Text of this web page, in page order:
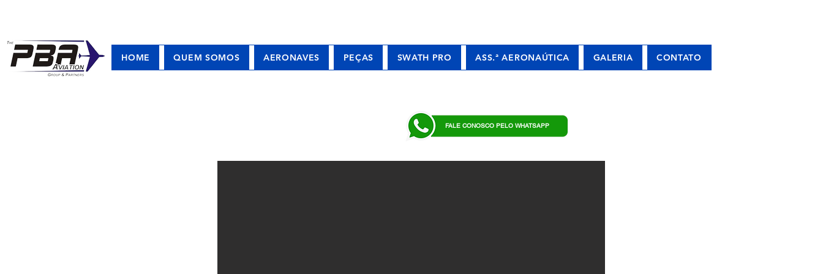
HOME QUEM SOMOS AERONAVES PEÇAS SWATH PRO ASS.ª AERONAÚTICA GALERIA CONTATO
FALE CONOSCO PELO WHATSAPP